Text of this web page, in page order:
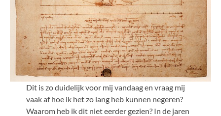
Dit is zo duidelijk voor mij vandaag en vraag mij
vaak af hoe ik het zo lang heb kunnen negeren?
Waarom heb ik dit niet eerder gezien? In de jaren